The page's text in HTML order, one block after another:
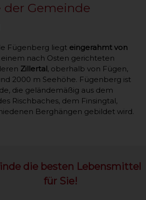
der Gemeinde
Fügenberg liegt eingerahmt von
einem nach Osten gerichteten
Zillertal, oberhalb von Fügen,
2000 m Seehöhe. Fügenberg ist
die geländemäßig aus dem
Rischbaches, dem Finsingtal,
Berghängen gebildet wird.
die besten Lebensmittel
für Sie!